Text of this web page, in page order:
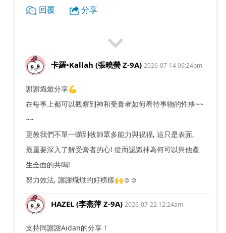
回覆 分享
卡羅•Kallah (張曉螢 Z-9A) 2026-07-14 06:24pm
謝謝熾焮分享💪
在每事上都可以觀察到神和受膏者如何看待事物的性格~~
~~
更教我們不單一睇到牧師眾多能力與祝福, 這只是表面,
最重要深入了解受膏者的心! 從而認識神為何可以與他產
生全面的共鳴!
努力效法, 謝謝熾焮的好榜樣🙌☺️☺️
HAZEL (李燕萍 Z-9A) 2026-07-22 12:24am
支持同謝謝Aidan的分享！